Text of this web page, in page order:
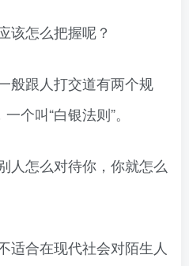
该怎么把握呢？
般跟人打交道有两个规
个叫“白银法则”。
人怎么对待你，你就怎么
适合在现代社会对陌生人